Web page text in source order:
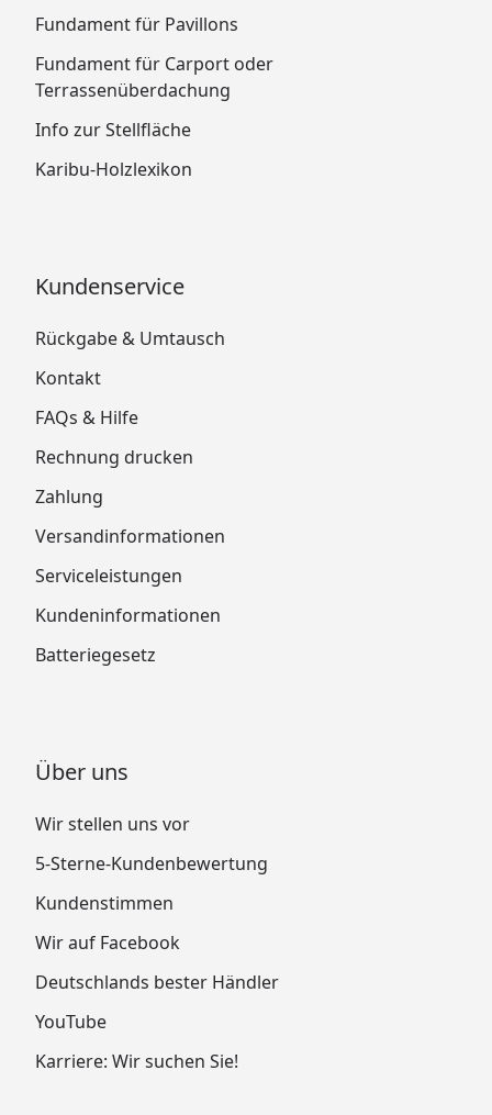
Fundament für Pavillons
Fundament für Carport oder
Terrassenüberdachung
Info zur Stellfläche
Karibu-Holzlexikon
Kundenservice
Rückgabe & Umtausch
Kontakt
FAQs & Hilfe
Rechnung drucken
Zahlung
Versandinformationen
Serviceleistungen
Kundeninformationen
Batteriegesetz
Über uns
Wir stellen uns vor
5-Sterne-Kundenbewertung
Kundenstimmen
Wir auf Facebook
Deutschlands bester Händler
YouTube
Karriere: Wir suchen Sie!